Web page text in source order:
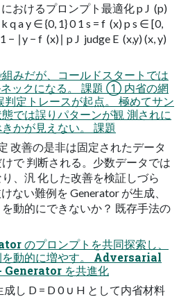
おけるプロンプト最適化 p J ​ (p)
q a y ∈ {0, 1} 0 1 s = f ​ (x) p s ∈ [0,
− ∣y − f ​ (x)∣ p J ​ judge E ​ (x,y) (x, y)
みだが、コールドスタートでは
ックになる。 課題 ① 内省の網
判定トレースが起点。 極めてサン
では誤りパターンが観 測されに
かが見えない。 課題
改善の是非は固定されたデータ
で 判断される。少数データでは
、汎 化した改善を検証しづら
ない難例を Generator が生成、
動的にできないか？ 既存手法の
のプロンプトを共同探索し、
を動的に増やす。 Adversarial
Generator を共進化
し D = D 0 ∪ H として内省材料